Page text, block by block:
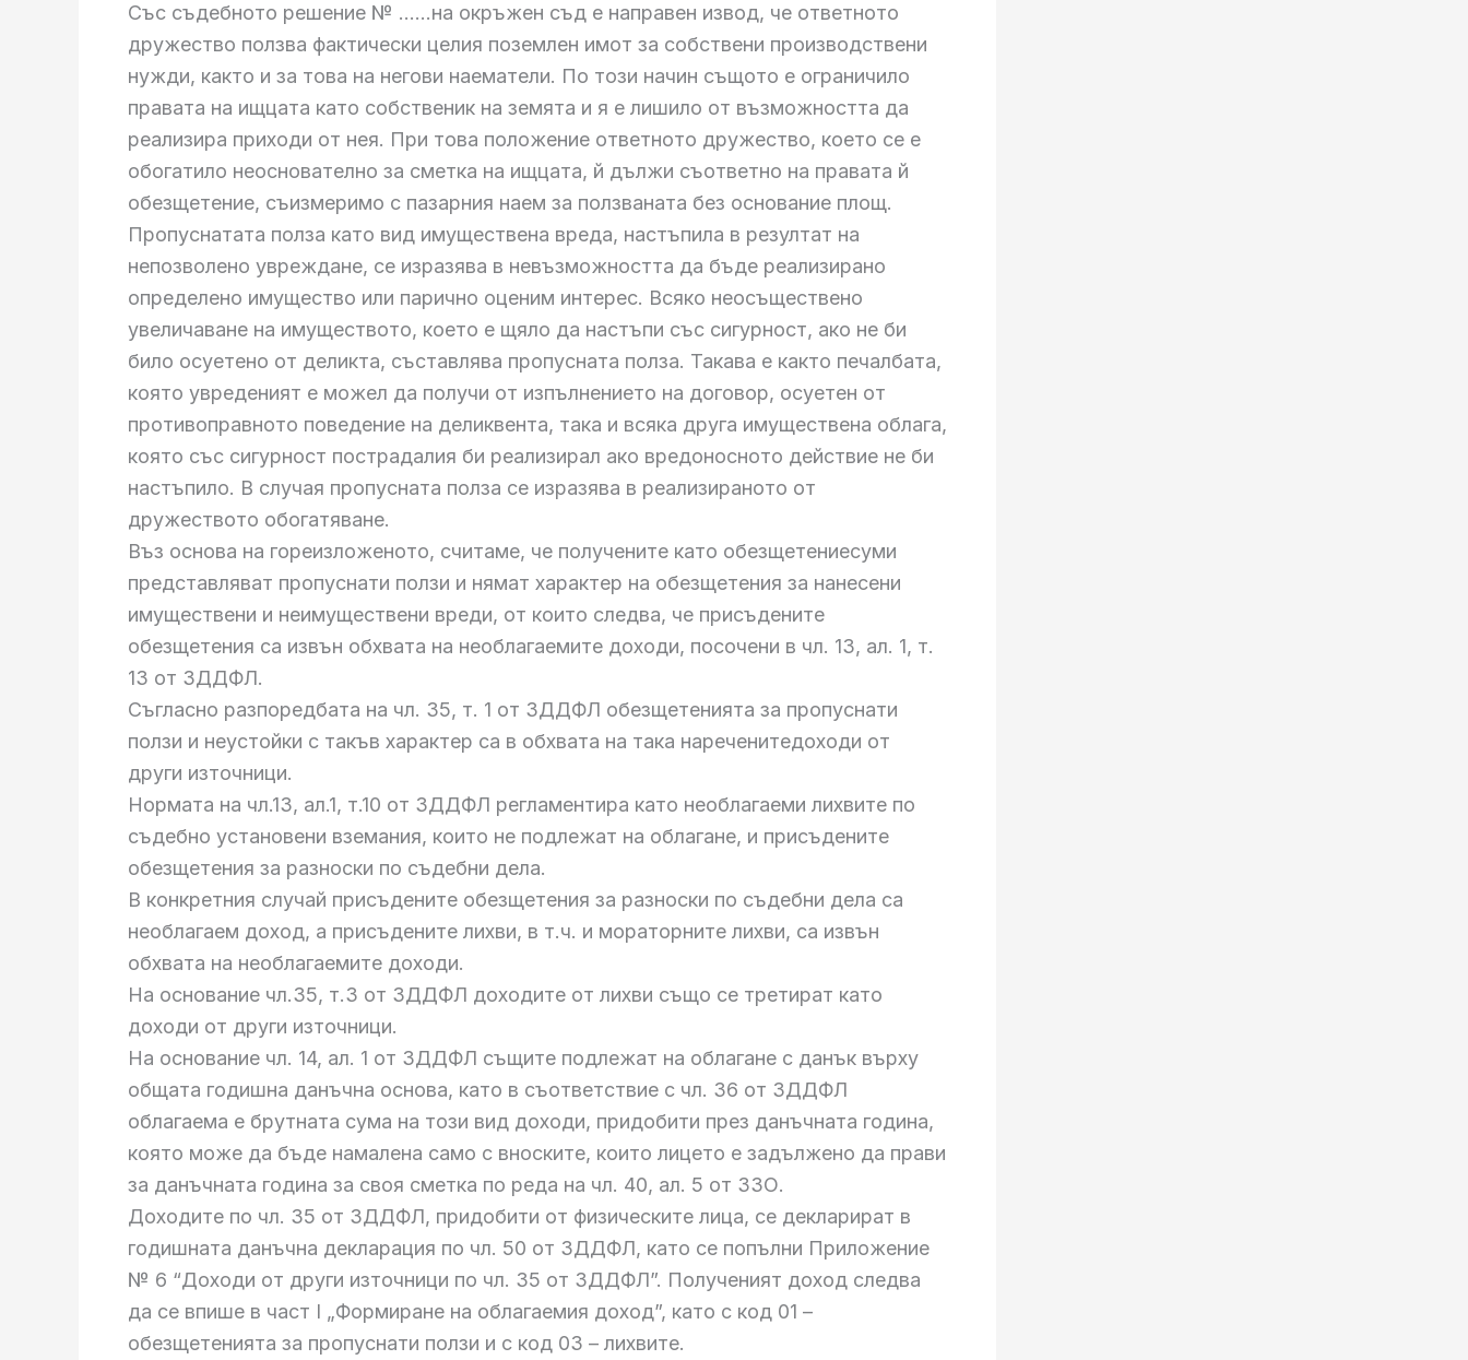
Със съдебното решение № ……на окръжен съд е направен извод, че ответното
дружество ползва фактически целия поземлен имот за собствени производствени
нужди, както и за това на негови наематели. По този начин същото е ограничило
правата на ищцата като собственик на земята и я е лишило от възможността да
реализира приходи от нея. При това положение ответното дружество, което се е
обогатило неоснователно за сметка на ищцата, й дължи съответно на правата й
обезщетение, съизмеримо с пазарния наем за ползваната без основание площ.
Пропуснатата полза като вид имуществена вреда, настъпила в резултат на
непозволено увреждане, се изразява в невъзможността да бъде реализирано
определено имущество или парично оценим интерес. Всяко неосъществено
увеличаване на имуществото, което е щяло да настъпи със сигурност, ако не би
било осуетено от деликта, съставлява пропусната полза. Такава е както печалбата,
която увреденият е можел да получи от изпълнението на договор, осуетен от
противоправното поведение на деликвента, така и всяка друга имуществена облага,
която със сигурност пострадалия би реализирал ако вредоносното действие не би
настъпило. В случая пропусната полза се изразява в реализираното от
дружеството обогатяване.
Въз основа на гореизложеното, считаме, че получените като обезщетениесуми
представляват пропуснати ползи и нямат характер на обезщетения за нанесени
имуществени и неимуществени вреди, от които следва, че присъдените
обезщетения са извън обхвата на необлагаемите доходи, посочени в чл. 13, ал. 1, т.
13 от ЗДДФЛ.
Съгласно разпоредбата на чл. 35, т. 1 от ЗДДФЛ обезщетенията за пропуснати
ползи и неустойки с такъв характер са в обхвата на така нареченитедоходи от
други източници.
Нормата на чл.13, ал.1, т.10 от ЗДДФЛ регламентира като необлагаеми лихвите по
съдебно установени вземания, които не подлежат на облагане, и присъдените
обезщетения за разноски по съдебни дела.
В конкретния случай присъдените обезщетения за разноски по съдебни дела са
необлагаем доход, а присъдените лихви, в т.ч. и мораторните лихви, са извън
обхвата на необлагаемите доходи.
На основание чл.35, т.3 от ЗДДФЛ доходите от лихви също се третират като
доходи от други източници.
На основание чл. 14, ал. 1 от ЗДДФЛ същите подлежат на облагане с данък върху
общата годишна данъчна основа, като в съответствие с чл. 36 от ЗДДФЛ
облагаема е брутната сума на този вид доходи, придобити през данъчната година,
която може да бъде намалена само с вноските, които лицето е задължено да прави
за данъчната година за своя сметка по реда на чл. 40, ал. 5 от ЗЗО.
Доходите по чл. 35 от ЗДДФЛ, придобити от физическите лица, се декларират в
годишната данъчна декларация по чл. 50 от ЗДДФЛ, като се попълни Приложение
№ 6 “Доходи от други източници по чл. 35 от ЗДДФЛ”. Полученият доход следва
да се впише в част І „Формиране на облагаемия доход”, като с код 01 –
обезщетенията за пропуснати ползи и с код 03 – лихвите.